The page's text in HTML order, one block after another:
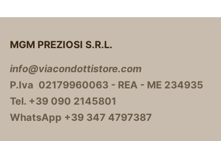
MGM PREZIOSI S.R.L.
info@viacondottistore.com
P.Iva 02179960063 - REA - ME 234935
Tel. +39 090 2145801
WhatsApp +39 347 4797387